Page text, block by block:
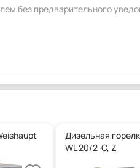
без предварительного
Дизельная
WL 20/2-C, Z